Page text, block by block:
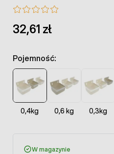
32,61 zł
Pojemność:
0,4kg 0,6 kg 0,3kg
W magazynie